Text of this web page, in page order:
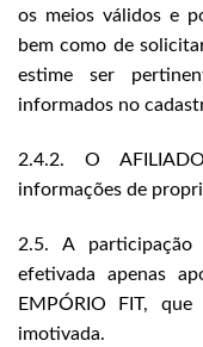
os meios válidos e
bem como de
estime ser
informados no
2.4.2. O
informações de
2.5. A participação
efetivada apenas
EMPÓRIO FIT,
imotivada.